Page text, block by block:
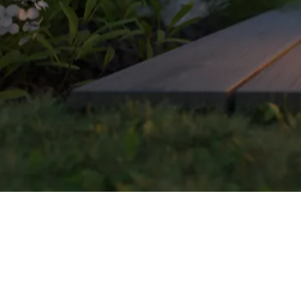
3000K
warmweiß
Sensor